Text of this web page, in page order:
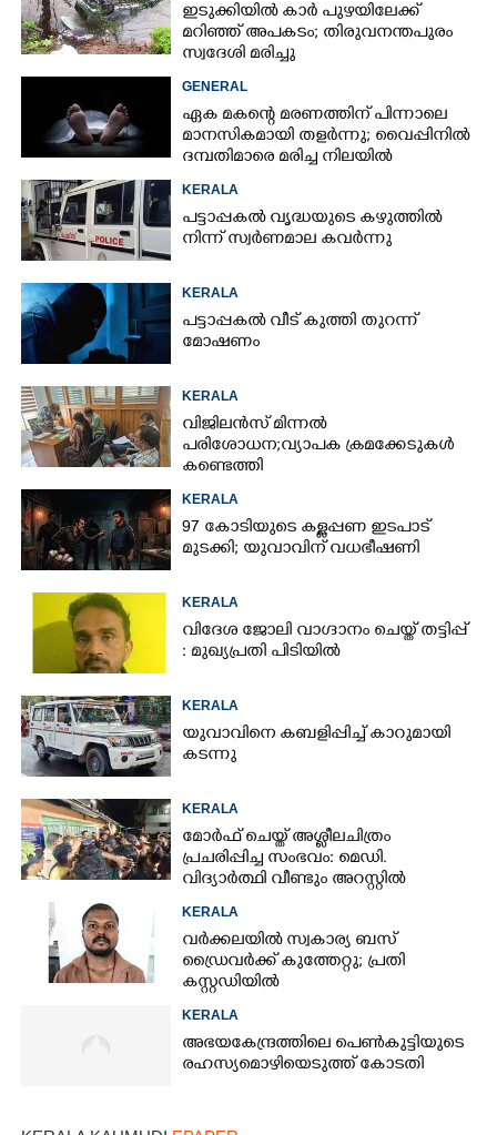
ഇടുക്കിയിൽ കാർ പുഴയിലേക്ക്
മറിഞ്ഞ് അപകടം; തിരുവനന്തപുരം
സ്വദേശി മരിച്ചു
GENERAL
ഏക മകന്റെ മരണത്തിന് പിന്നാലെ
മാനസികമായി തളർന്നു; വൈപ്പിനിൽ
ദമ്പതിമാരെ മരിച്ച നിലയിൽ
KERALA
പട്ടാപ്പകൽ വൃദ്ധയുടെ കഴുത്തിൽ
നിന്ന് സ്വർണമാല കവർന്നു
KERALA
പട്ടാപ്പകൽ വീട് കുത്തി തുറന്ന്
മോഷണം
KERALA
വിജിലൻസ് മിന്നൽ
പരിശോധന; വ്യാപക ക്രമക്കേടുകൾ
കണ്ടെത്തി
KERALA
97 കോടിയുടെ കള്ളപ്പണ ഇടപാട്
മുടക്കി; യുവാവിന് വധഭീഷണി
KERALA
വിദേശ ജോലി വാഗ്ദാനം ചെയ്ത് തട്ടിപ്പ്
: മുഖ്യപ്രതി പിടിയിൽ
KERALA
യുവാവിനെ കബളിപ്പിച്ച് കാറുമായി
കടന്നു
KERALA
മോർഫ് ചെയ്ത് അശ്ലീലചിത്രം
പ്രചരിപ്പിച്ച സംഭവം: മെഡി.
വിദ്യാർത്ഥി വീണ്ടും അറസ്റ്റിൽ
KERALA
വർക്കലയിൽ സ്വകാര്യ ബസ്
ഡ്രൈവർക്ക് കുത്തേറ്റു; പ്രതി
കസ്റ്റഡിയിൽ
KERALA
അഭയകേന്ദ്രത്തിലെ പെൺകുട്ടിയുടെ
രഹസ്യമൊഴിയെടുത്ത് കോടതി